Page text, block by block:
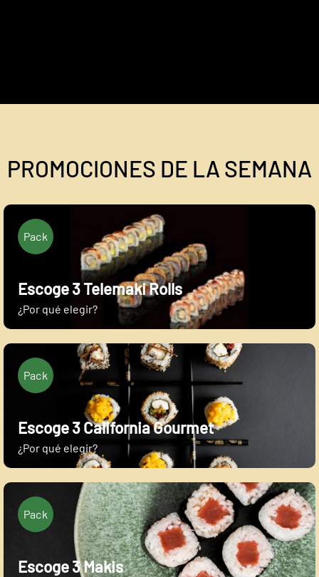
PROMOCIONES DE LA SEMANA
Pack
Escoge 3 Telemaki Rolls
¿Por qué elegir?
Pack
Escoge 3 California Gourmet
¿Por qué elegir?
Pack
Escoge 3 Makis